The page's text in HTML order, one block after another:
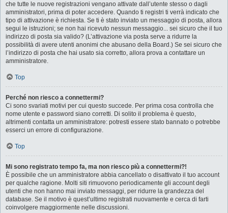
che tutte le nuove registrazioni vengano attivate dall’utente stesso o dagli
amministratori, prima di poter accedere. Quando ti registri ti verrà indicato che
tipo di attivazione è richiesta. Se ti è stato inviato un messaggio di posta, allora
segui le istruzioni; se non hai ricevuto nessun messaggio... sei sicuro che il tuo
indirizzo di posta sia valido? (L’attivazione via posta serve a ridurre la
possibilità di avere utenti anonimi che abusano della Board.) Se sei sicuro che
l’indirizzo di posta che hai usato sia corretto, allora prova a contattare un
amministratore.
Top
Perché non riesco a connettermi?
Ci sono svariati motivi per cui questo succede. Per prima cosa controlla che
nome utente e password siano corretti. Di solito il problema è questo,
altrimenti contatta un amministratore: potresti essere stato bannato o potrebbe
esserci un errore di configurazione.
Top
Mi sono registrato tempo fa, ma non riesco più a connettermi?!
È possibile che un amministratore abbia cancellato o disattivato il tuo account
per qualche ragione. Molti siti rimuovono periodicamente gli account degli
utenti che non hanno mai inviato messaggi, per ridurre la grandezza del
database. Se il motivo è quest’ultimo registrati nuovamente e cerca di farti
coinvolgere maggiormente nelle discussioni.